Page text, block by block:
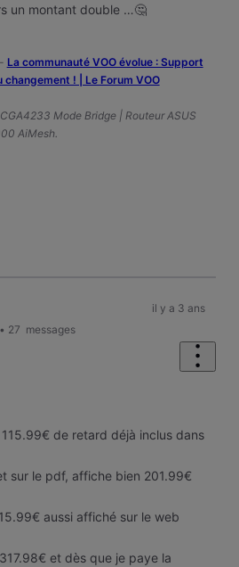
un montant double …🤔
‎La communauté VOO évolue : Support
! | Le Forum VOO
Mode Bridge | Routeur ASUS
AiMesh.
• 27 messages
il y a 3 ans
de retard déjà inclus dans
sur le pdf, affiche bien 201.99€
aussi affiché sur le web
et dès que je paye la